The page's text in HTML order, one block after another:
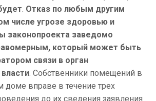
. Отказ по любым другим
числе угрозе здоровью и
законопроекта заведомо
который может быть
связи в орган
. Собственники помещений в
доме вправе в течение трех
до их сведения заявления